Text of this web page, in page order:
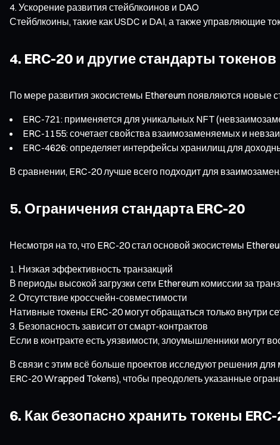
Ускорение развития стейблкоинов и DAO
Стейблкоины, такие как USDC и DAI, а также управляющие
4. ERC-20 и другие стандарты токенов
По мере развития экосистемы Ethereum появляются новые
ERC-721: применяется для уникальных NFT
ERC-1155: сочетает свойства взаимозаменяемых и
ERC-4626: определяет интерфейсы хранилищ для
В сравнении, ERC-20 лучше всего подходит для
5. Ограничения стандарта ERC-20
Несмотря на то, что ERC-20 стал основой экосистемы
Низкая эффективность транзакций
В периоды высокой загрузки сети Ethereum комиссии за
Отсутствие кроссчейн-совместимости
Нативные токены ERC-20 могут обращаться только внутри
Безопасность зависит от смарт-контрактов
Если в контракте есть уязвимости, злоумышленники могут
В связи с этим всё больше проектов исследуют решения
ERC-20 Wrapped Tokens), чтобы преодолеть указанные
6. Как безопасно хранить токены